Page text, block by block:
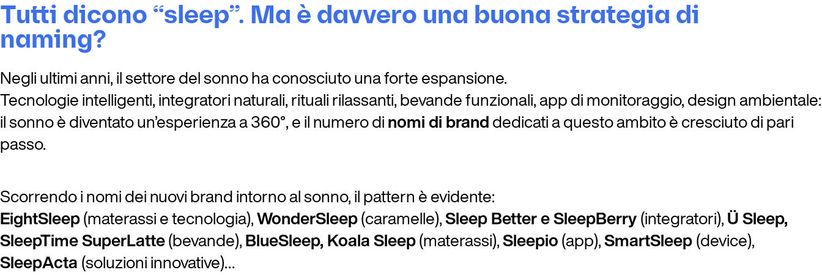
Tutti dicono “sleep”. Ma è davvero una buona strategia di
naming?
Negli ultimi anni, il settore del sonno ha conosciuto una forte espansione.
Tecnologie intelligenti, integratori naturali, rituali rilassanti, bevande funzionali, app di monitoraggio, design ambientale:
il sonno è diventato un’esperienza a 360°, e il numero dinomi di branddedicati a questo ambito è cresciuto di pari
passo.
Scorrendo i nomi dei nuovi brand intorno al sonno, il pattern è evidente:
EightSleep(materassi e tecnologia),WonderSleep(caramelle),Sleep Better e SleepBerry(integratori),Ü Sleep,
SleepTime SuperLatte(bevande),BlueSleep, Koala Sleep(materassi),Sleepio(app),SmartSleep(device),
SleepActa (soluzioni innovative)…